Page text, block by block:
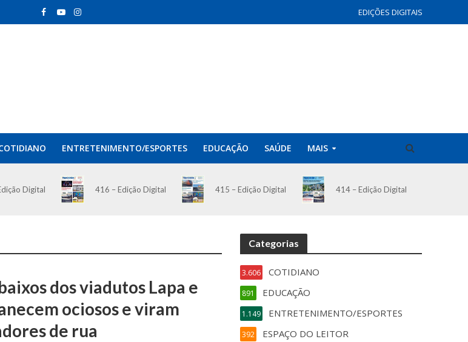
EDIÇÕES DIGITAIS
ENTRETENIMENTO/ESPORTES EDUCAÇÃO SAÚDE MAIS
Digital 416 – Edição Digital 415 – Edição Digital 414 – Edição Digital
dos viadutos Lapa e
ociosos e viram
de rua
Categorias
COTIDIANO
3.606
EDUCAÇÃO
891
ENTRETENIMENTO/ESPORTES
1.149
ESPAÇO DO LEITOR
392